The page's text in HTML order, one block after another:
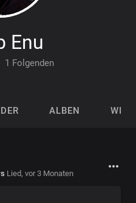
Enu
1 Folgenden
ALBEN
Lied, vor 3 Monaten